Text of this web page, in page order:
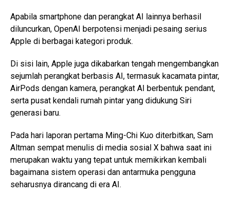
Apabila smartphone dan perangkat AI lainnya berhasil
diluncurkan, OpenAI berpotensi menjadi pesaing serius
Apple di berbagai kategori produk.
Di sisi lain, Apple juga dikabarkan tengah mengembangkan
sejumlah perangkat berbasis AI, termasuk kacamata pintar,
AirPods dengan kamera, perangkat AI berbentuk pendant,
serta pusat kendali rumah pintar yang didukung Siri
generasi baru.
Pada hari laporan pertama Ming-Chi Kuo diterbitkan, Sam
Altman sempat menulis di media sosial X bahwa saat ini
merupakan waktu yang tepat untuk memikirkan kembali
bagaimana sistem operasi dan antarmuka pengguna
seharusnya dirancang di era AI.